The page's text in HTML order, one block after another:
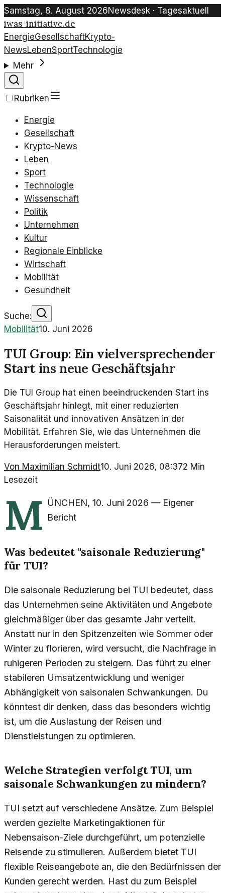
Samstag, 8. August 2026Newsdesk · Tagesaktuell
iwas-initiative.de
EnergieGesellschaftKrypto-
NewsLebenSportTechnologie
Mehr
Rubriken
Energie
Gesellschaft
Krypto-News
Leben
Sport
Technologie
Wissenschaft
Politik
Unternehmen
Kultur
Regionale Einblicke
Wirtschaft
Mobilität
Gesundheit
Suche:
Mobilität10. Juni 2026
TUI Group: Ein vielversprechender
Start ins neue Geschäftsjahr
Die TUI Group hat einen beeindruckenden Start ins
Geschäftsjahr hinlegt, mit einer reduzierten
Saisonalität und innovativen Ansätzen in der
Mobilität. Erfahren Sie, wie das Unternehmen die
Herausforderungen meistert.
Von Maximilian Schmidt10. Juni 2026, 08:372 Min
Lesezeit
M ÜNCHEN, 10. Juni 2026 — Eigener
Bericht
Was bedeutet "saisonale Reduzierung"
für TUI?
Die saisonale Reduzierung bei TUI bedeutet, dass
das Unternehmen seine Aktivitäten und Angebote
gleichmäßiger über das gesamte Jahr verteilt.
Anstatt nur in den Spitzenzeiten wie Sommer oder
Winter zu florieren, wird versucht, die Nachfrage in
ruhigeren Perioden zu steigern. Das führt zu einer
stabileren Umsatzentwicklung und weniger
Abhängigkeit von saisonalen Schwankungen. Du
könntest dir denken, dass das besonders wichtig
ist, um die Auslastung der Reisen und
Dienstleistungen zu optimieren.
Welche Strategien verfolgt TUI, um
saisonale Schwankungen zu mindern?
TUI setzt auf verschiedene Ansätze. Zum Beispiel
werden gezielte Marketingaktionen für
Nebensaison-Ziele durchgeführt, um potenzielle
Reisende zu stimulieren. Außerdem bietet TUI
flexible Reiseangebote an, die den Bedürfnissen der
Kunden gerecht werden. Hast du zum Beispiel